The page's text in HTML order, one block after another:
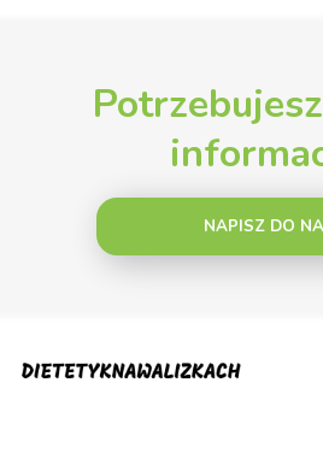
NAPISZ DO